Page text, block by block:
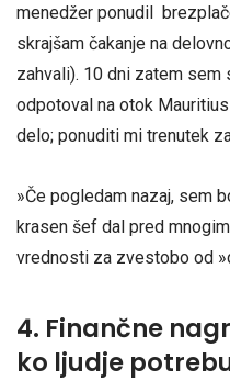
menedžer ponudil
skrajšam čakanje na
zahvali). 10 dni zatem
odpotoval na otok
delo; ponuditi mi trenutek
»Če pogledam nazaj, sem
krasen šef dal pred
vrednosti za zvestobo od
4. Finančne
ko ljudje